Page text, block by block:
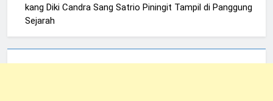
kang Diki Candra Sang Satrio Piningit Tampil di Panggung
Sejarah